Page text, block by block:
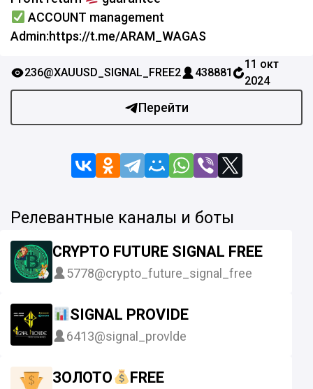
ACCOUNT management
Admin:https://t.me/ARAM_WAGAS
Перейти
236@XAUUSD_SIGNAL_FREE2 438881
11 окт
2024
Релевантные каналы и боты
CRYPTO FUTURE SIGNAL FREE
5778@crypto_future_signal_free
SIGNAL PROVIDE
6413@signal_provlde
ЗОЛОТО FREE